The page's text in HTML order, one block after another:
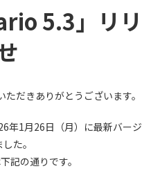
5.3」リリ
だきありがとうございます。
年1月26日（月）に最新バージ
た。
記の通りです。